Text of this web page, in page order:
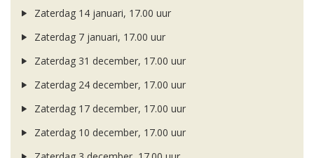
Zaterdag 14 januari, 17.00 uur
Zaterdag 7 januari, 17.00 uur
Zaterdag 31 december, 17.00 uur
Zaterdag 24 december, 17.00 uur
Zaterdag 17 december, 17.00 uur
Zaterdag 10 december, 17.00 uur